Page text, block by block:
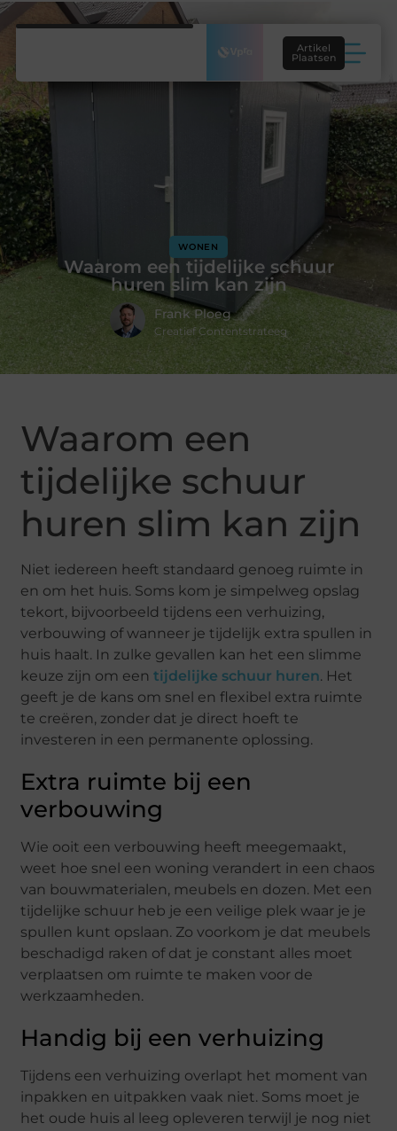
Artikel
Plaatsen
WONEN
Waarom een tijdelijke schuur
huren slim kan zijn
Frank Ploeg
Creatief Contentstrateeg
Waarom een
tijdelijke schuur
huren slim kan zijn
Niet iedereen heeft standaard genoeg ruimte in
en om het huis. Soms kom je simpelweg opslag
tekort, bijvoorbeeld tijdens een verhuizing,
verbouwing of wanneer je tijdelijk extra spullen in
huis haalt. In zulke gevallen kan het een slimme
keuze zijn om eentijdelijke schuur huren. Het
geeft je de kans om snel en flexibel extra ruimte
te creëren, zonder dat je direct hoeft te
investeren in een permanente oplossing.
Extra ruimte bij een
verbouwing
Wie ooit een verbouwing heeft meegemaakt,
weet hoe snel een woning verandert in een chaos
van bouwmaterialen, meubels en dozen. Met een
tijdelijke schuur heb je een veilige plek waar je je
spullen kunt opslaan. Zo voorkom je dat meubels
beschadigd raken of dat je constant alles moet
verplaatsen om ruimte te maken voor de
werkzaamheden.
Handig bij een verhuizing
Tijdens een verhuizing overlapt het moment van
inpakken en uitpakken vaak niet. Soms moet je
het oude huis al leeg opleveren terwijl je nog niet